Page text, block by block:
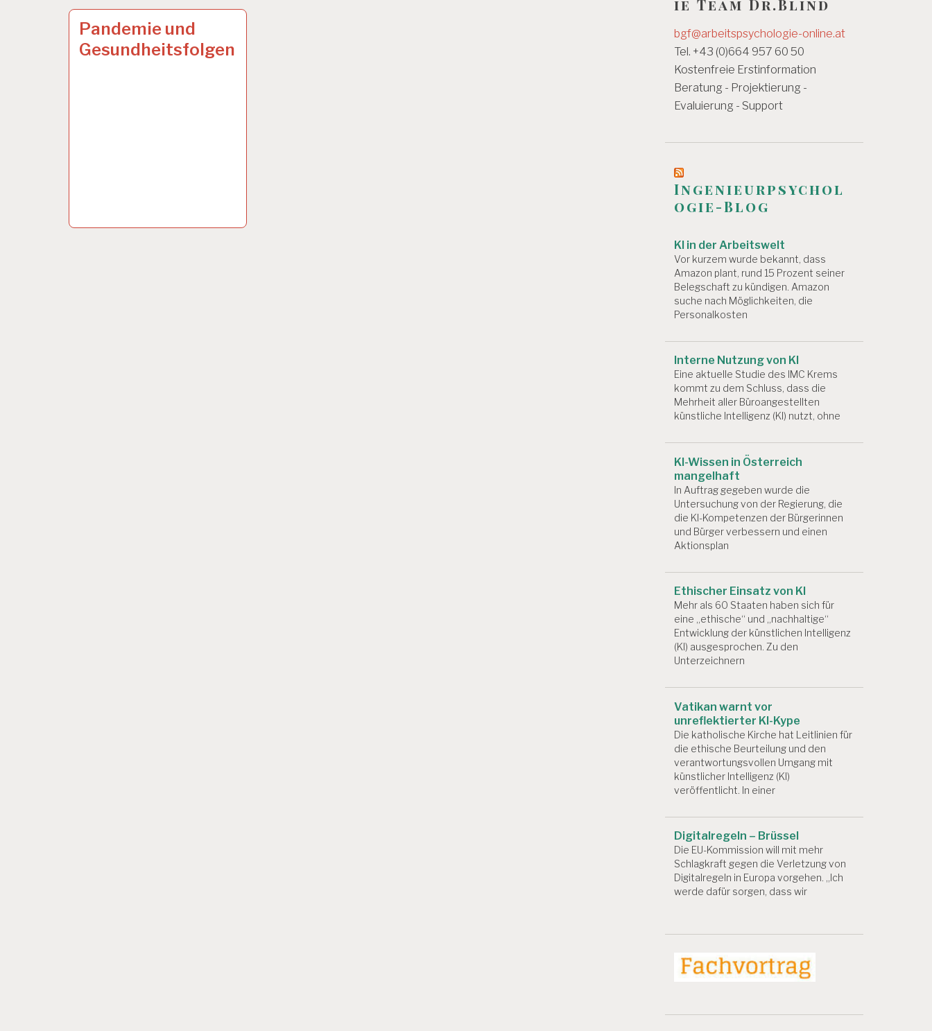
50PLUS…
Pandemie und
Gesundheitsfolgen
23 SEP. 2021
ie Team Dr.Blind
bgf@arbeitspsychologie-online.at
Tel. +43 (0)664 957 60 50
Kostenfreie Erstinformation
Beratung - Projektierung -
Evaluierung - Support
Ingenieurpsychol
ogie-Blog
KI in der Arbeitswelt
Vor kurzem wurde bekannt, dass
Amazon plant, rund 15 Prozent seiner
Belegschaft zu kündigen. Amazon
suche nach Möglichkeiten, die
Personalkosten
Interne Nutzung von KI
Eine aktuelle Studie des IMC Krems
kommt zu dem Schluss, dass die
Mehrheit aller Büroangestellten
künstliche Intelligenz (KI) nutzt, ohne
KI-Wissen in Österreich
mangelhaft
In Auftrag gegeben wurde die
Untersuchung von der Regierung, die
die KI-Kompetenzen der Bürgerinnen
und Bürger verbessern und einen
Aktionsplan
Ethischer Einsatz von KI
Mehr als 60 Staaten haben sich für
eine „ethische“ und „nachhaltige“
Entwicklung der künstlichen Intelligenz
(KI) ausgesprochen. Zu den
Unterzeichnern
Vatikan warnt vor
unreflektierter KI-Kype
Die katholische Kirche hat Leitlinien für
die ethische Beurteilung und den
verantwortungsvollen Umgang mit
künstlicher Intelligenz (KI)
veröffentlicht. In einer
Digitalregeln – Brüssel
Die EU-Kommission will mit mehr
Schlagkraft gegen die Verletzung von
Digitalregeln in Europa vorgehen. „Ich
werde dafür sorgen, dass wir